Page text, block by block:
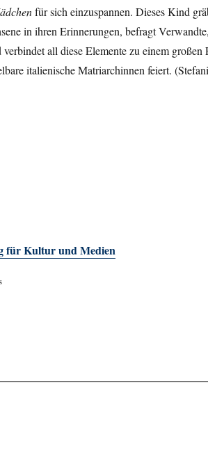
für sich einzuspannen. Dieses Kind
in ihren Erinnerungen, befragt
all diese Elemente zu einem großen
italienische Matriarchinnen feiert.
für Kultur und Medien